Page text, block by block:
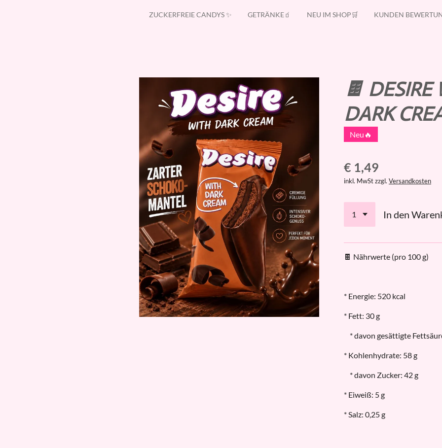
ZUCKERFREIE CANDYS ✨ GETRÄNKE🧃 NEU IM SHOP🛒 KUNDEN
🍫 DESIRE
DARK
Neu🔥
€ 1,49
inkl. MwSt zzgl. Versandkosten
In den
🍫 Nährwerte (pro 100 g)
* Energie: 520 kcal
* Fett: 30 g
* davon gesättigte
* Kohlenhydrate: 58 g
* davon Zucker: 42 g
* Eiweiß: 5 g
* Salz: 0,25 g